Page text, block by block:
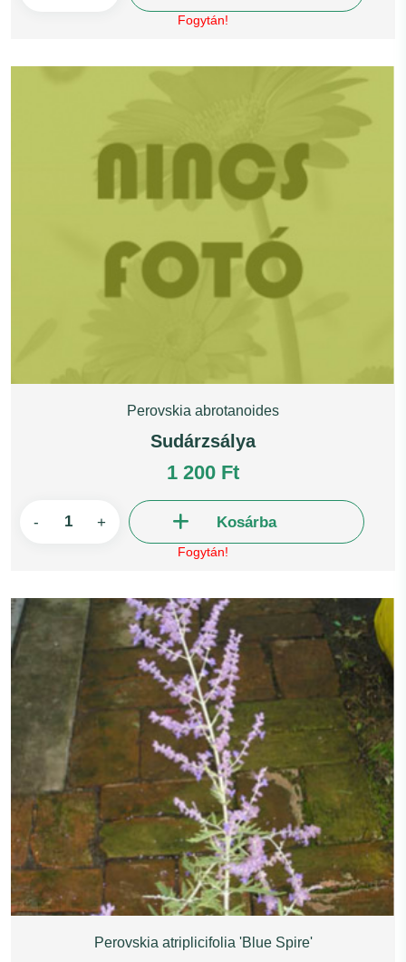
Fogytán!
Perovskia abrotanoides
Sudárzsálya
1 200 Ft
- + Kosárba
Fogytán!
Perovskia atriplicifolia 'Blue Spire'